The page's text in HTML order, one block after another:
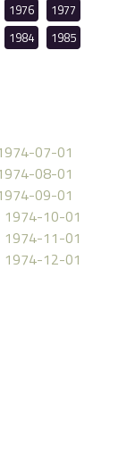
1976
1977
1984
1985
07-01
08-01
09-01
1974-10-01
1974-11-01
1974-12-01